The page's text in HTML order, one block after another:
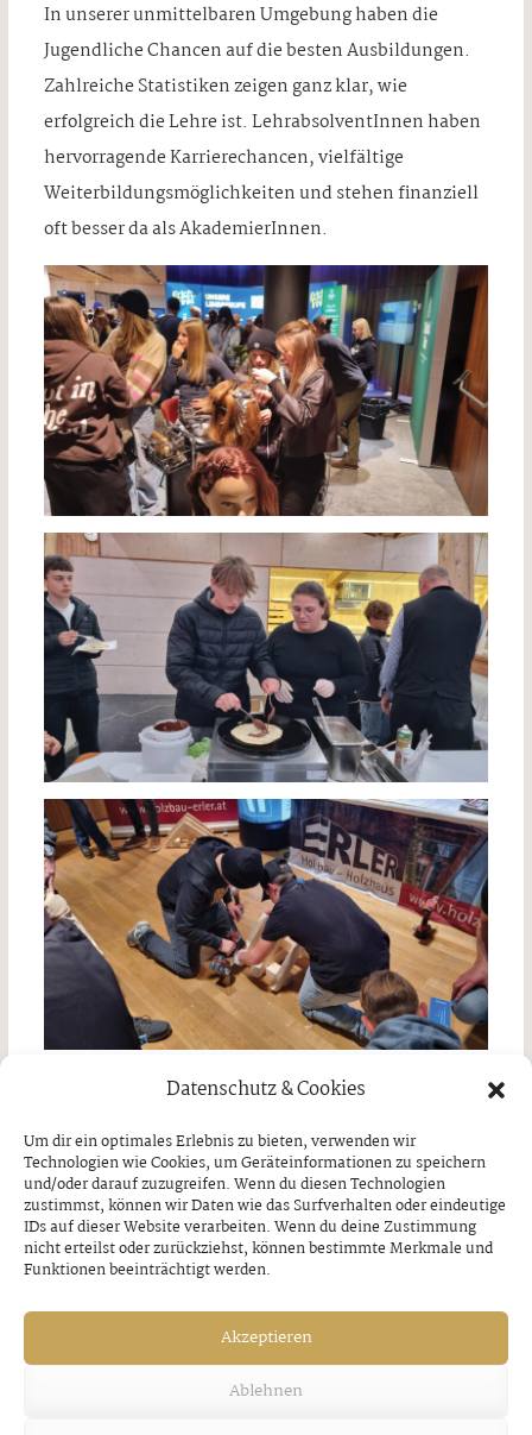
Datenschutz & Cookies
Um dir ein optimales Erlebnis zu bieten, verwenden wir
Technologien wie Cookies, um Geräteinformationen zu speichern
und/oder darauf zuzugreifen. Wenn du diesen Technologien
zustimmst, können wir Daten wie das Surfverhalten oder eindeutige
IDs auf dieser Website verarbeiten. Wenn du deine Zustimmung
nicht erteilst oder zurückziehst, können bestimmte Merkmale und
Funktionen beeinträchtigt werden.
Akzeptieren
Ablehnen
In unserer unmittelbaren Umgebung haben die
Jugendliche Chancen auf die besten Ausbildungen.
Zahlreiche Statistiken zeigen ganz klar, wie
erfolgreich die Lehre ist. LehrabsolventInnen haben
hervorragende Karrierechancen, vielfältige
Weiterbildungsmöglichkeiten und stehen finanziell
oft besser da als AkademierInnen.
VORHERIGER BEITRAG
Lass dich im Advent
von Betten
Eberharter
verzaubern
NÄCHSTER BEITRAG
Tuxer Advent 2025
Donnerstag, 27. November